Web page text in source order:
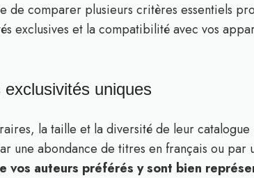
de comparer plusieurs critères essentiels
exclusives et la compatibilité avec vos
uniques
la taille et la diversité de leur
une abondance de titres en français ou par
vos auteurs préférés y sont bien